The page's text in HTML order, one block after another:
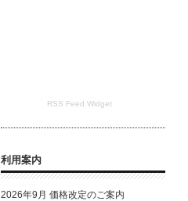
RSS Feed Widget
利用案内
2026年9月 価格改定のご案内